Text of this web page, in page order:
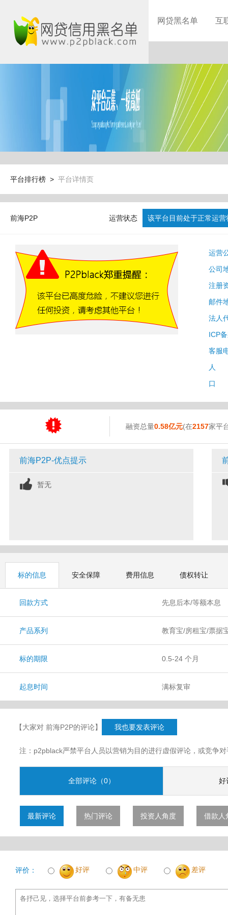
网贷黑名单 互
平台排行榜 > 平台详情页
前海P2P 运营状态 该平台目前处于正常运
运营
公司
注册
邮件
法人
ICP
客服
人
口
融资总量0.58亿元(在2157家平
前海P2P-优点提示
暂无
标的信息 安全保障 费用信息 债权转让
回款方式 先息后本/等额本息
产品系列 教育宝/房租宝/票据
标的期限 0.5-24 个月
起息时间 满标复审
【大家对 前海P2P的评论】 我也要发表评论
注：p2pblack严禁平台人员以营销为目的进行虚假评论，或竞争
全部评论（0） 好
最新评论 热门评论 投资人角度 借款人
评价： 好评 中评 差评